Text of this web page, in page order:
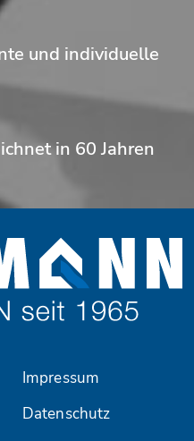
und individuelle
in 60 Jahren
Impressum
Datenschutz